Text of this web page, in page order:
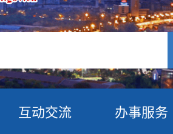
互动交流 办事服务